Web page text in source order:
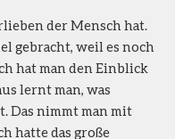
der Mensch hat.
gebracht, weil es noch
hat man den Einblick
lernt man, was
Das nimmt man mit
hatte das große